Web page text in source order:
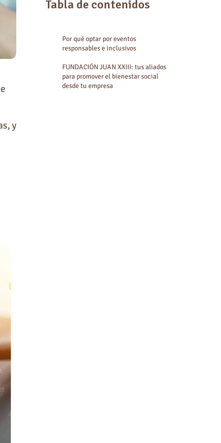
y
Tabla de contenidos
Por qué optar por eventos
responsables e inclusivos
FUNDACIÓN JUAN XXIII: tus aliados
para promover el bienestar social
desde tu empresa